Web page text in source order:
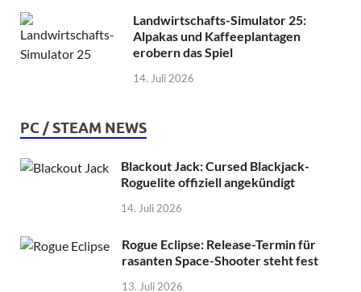
Landwirtschafts-Simulator 25:
Alpakas und Kaffeeplantagen
erobern das Spiel
14. Juli 2026
PC / STEAM NEWS
Blackout Jack: Cursed Blackjack-
Roguelite offiziell angekündigt
14. Juli 2026
Rogue Eclipse: Release-Termin für
rasanten Space-Shooter steht fest
13. Juli 2026